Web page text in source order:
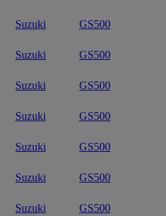
Suzuki GS500
Suzuki GS500
Suzuki GS500
Suzuki GS500
Suzuki GS500
Suzuki GS500
Suzuki GS500